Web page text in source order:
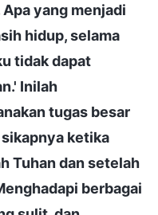
yang menjadi
hidup, selama
tidak dapat
Inilah
tugas besar
ketika
Tuhan dan setelah
berbagai